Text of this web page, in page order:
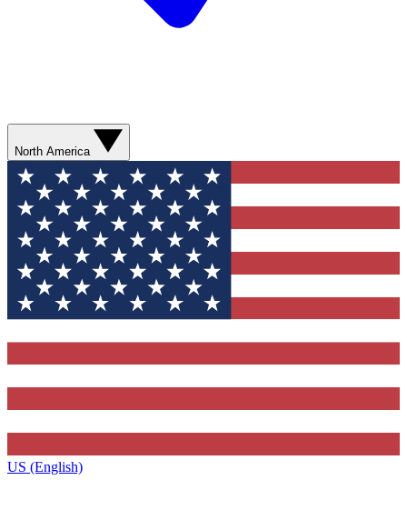
North America
US (English)